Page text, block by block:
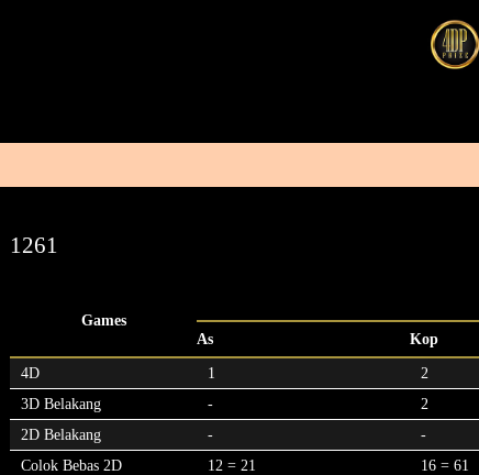
1261
Games
As Kop
4D 1 2
3D Belakang
- 2
2D Belakang
- -
Colok Bebas 2D
12 = 21 16 = 61